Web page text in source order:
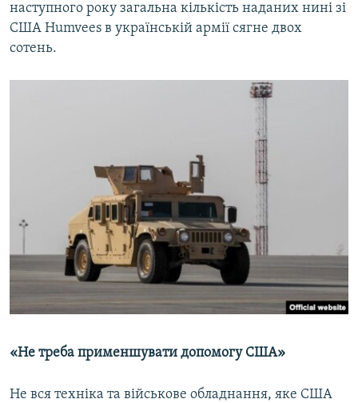
наступного року загальна кількість наданих нині зі
США Humvees в українській армії сягне двох
сотень.
«Не треба применшувати допомогу США»
Не вся техніка та військове обладнання, яке США